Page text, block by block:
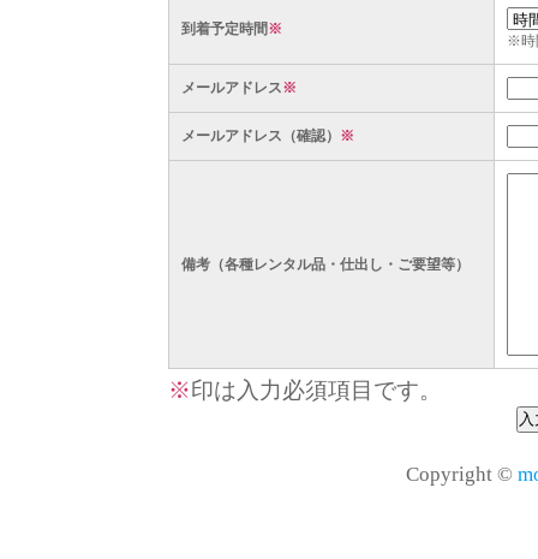
到着予定時間※
※時
メールアドレス※
メールアドレス（確認） ※
備考（各種レンタル品・仕出し・ご要望等）
※印は入力必須項目です。
Copyright ©